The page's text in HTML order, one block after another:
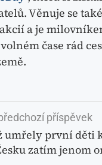
Věnuje se
a je
čase rád
příspěvek
umřely první děti
zatím jenom